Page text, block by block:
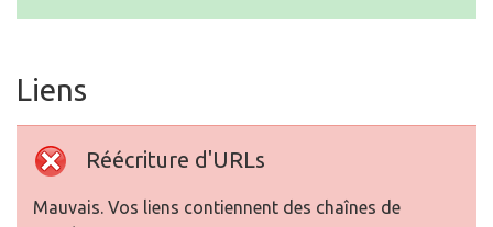
Liens
Réécriture d'URLs
Mauvais. Vos liens contiennent des chaînes de